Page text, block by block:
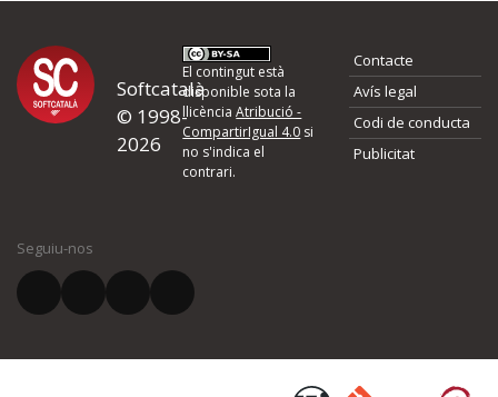
Proposeu-nos millores o
d'errors
Si heu trobat un error o voleu proposar alguna millora, ompliu els
quina és la millora que proposeu o l'error del qual voleu informar-
El vostre correu electrònic *
Softcatalà
© 1998-
2026
El contingut està
disponible sota la
llicènciaAtribució -
CompartirIgual 4.0 si
no s'indica el
contrari.
Contacte
Avís legal
Codi de conducta
Publicitat
Seguiu-nos